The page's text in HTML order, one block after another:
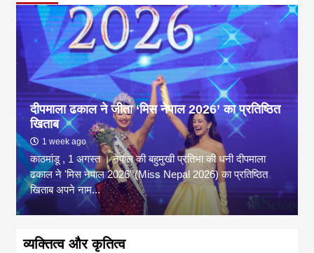
दीपमाला ढकाल ने जीता ‘मिस नेपाल 2026’ का प्रतिष्ठित
खिताब
1 week ago
काठमांडू , 1 अगस्त । नेपाल की बहुमुखी प्रतिभा की धनी दीपमाला
ढकाल ने 'मिस नेपाल 2026' (Miss Nepal 2026) का प्रतिष्ठित
खिताब अपने नाम...
व्यक्तित्व और कृतित्व